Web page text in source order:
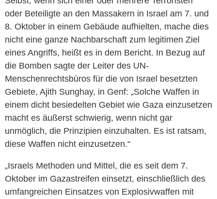
oder Beteiligte an den Massakern in Israel am 7. und
8. Oktober in einem Gebäude aufhielten, mache dies
nicht eine ganze Nachbarschaft zum legitimen Ziel
eines Angriffs, heißt es in dem Bericht. In Bezug auf
die Bomben sagte der Leiter des UN-
Menschenrechtsbüros für die von Israel besetzten
Gebiete, Ajith Sunghay, in Genf: „Solche Waffen in
einem dicht besiedelten Gebiet wie Gaza einzusetzen
macht es äußerst schwierig, wenn nicht gar
unmöglich, die Prinzipien einzuhalten. Es ist ratsam,
diese Waffen nicht einzusetzen.“
„Israels Methoden und Mittel, die es seit dem 7.
Oktober im Gazastreifen einsetzt, einschließlich des
umfangreichen Einsatzes von Explosivwaffen mit